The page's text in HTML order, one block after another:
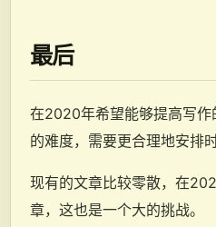
最后
在2020年希望能够提高写作
的难度，需要更合理地安排
现有的文章比较零散，在
章，这也是一个大的挑战。